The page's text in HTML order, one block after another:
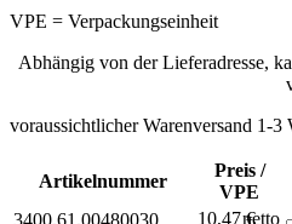
VPE = Verpackungseinheit
Abhängig von der Lieferadresse,
voraussichtlicher Warenversand 1-3
Artikelnummer
Preis /
VPE
3400.61.00480030
10,47 €netto